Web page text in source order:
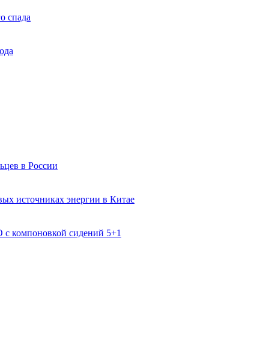
спада
в России
источниках энергии в Китае
компоновкой сидений 5+1